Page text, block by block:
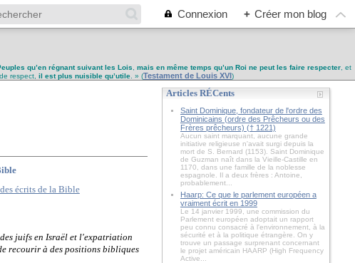
Connexion + Créer mon blog
qu’en régnant suivant les Lois mais en même temps qu’un Roi ne peut les faire respecter, et
respect, il est plus nuisible qu’utile . » (Testament de Louis XVI)
juifs en Israël et l'expatriation
recourir à des positions bibliques
Articles RÉCents
Saint Dominique, fondateur de l'ordre des
Dominicains (ordre des Prêcheurs ou des
Frères prêcheurs) († 1221)
Aucun saint marquant, aucune grande
initiative religieuse n'avait surgi depuis la
mort de S. Bernard (1153). Saint Dominique
de Guzman naît dans la Vieille-Castille en
1170, dans une famille de la noblesse
espagnole. Il a deux frères : Antoine,
probablement...
Haarp: Ce que le parlement européen a
vraiment écrit en 1999
Le 14 janvier 1999, une commission du
Parlement européen adoptait un rapport
peu connu consacré à l'environnement, à la
sécurité et à la politique étrangère. On y
trouve un passage surprenant concernant
le projet américain HAARP (High Frequency
Active...